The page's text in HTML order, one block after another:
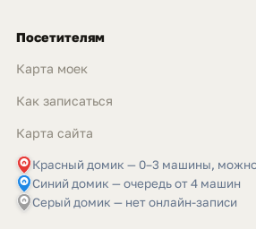
Посетителям
Карта моек
Как записаться
Карта сайта
Красный домик — 0–3 машины,
Синий домик — очередь от 4 машин
Серый домик — нет онлайн-записи